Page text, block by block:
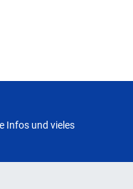
Infos und vieles